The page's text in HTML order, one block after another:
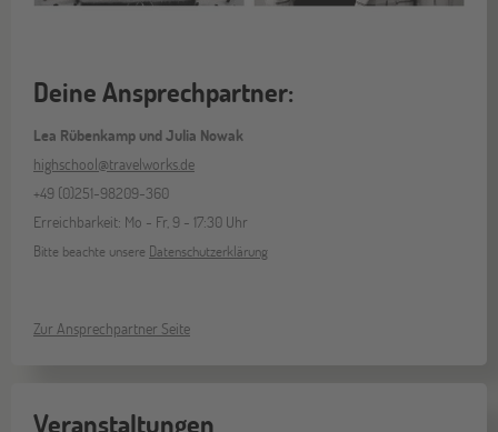
Deine Ansprechpartner:
Lea Rübenkamp und Julia Nowak
highschool@travelworks.de
+49 (0)251-98209-360
Erreichbarkeit: Mo - Fr, 9 - 17:30 Uhr
Bitte beachte unsere Datenschutzerklärung
Zur Ansprechpartner Seite
Veranstaltungen